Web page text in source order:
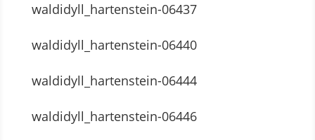
waldidyll_hartenstein-06437
waldidyll_hartenstein-06440
waldidyll_hartenstein-06444
waldidyll_hartenstein-06446